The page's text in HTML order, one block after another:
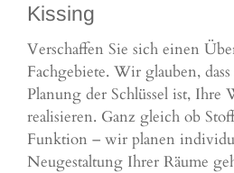
Kissing
Verschaffen Sie sich einen
Fachgebiete. Wir glauben,
Planung der Schlüssel ist, Ihre
realisieren. Ganz gleich ob
Funktion – wir planen
Neugestaltung Ihrer Räume